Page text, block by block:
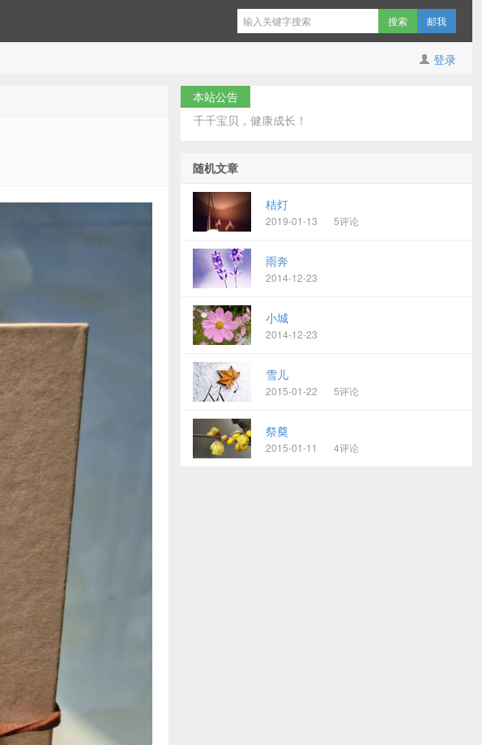
邮我
登录
本站公告
千千宝贝，健康成长！
随机文章
桔灯
2019-01-13 5评论
雨奔
2014-12-23
小城
2014-12-23
雪儿
2015-01-22 5评论
祭奠
2015-01-11 4评论